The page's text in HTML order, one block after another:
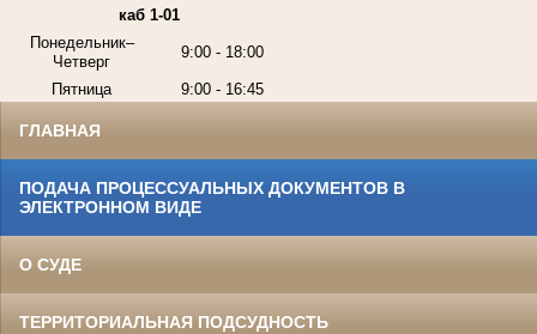
каб 1-01
Понедельник–
Четверг
9:00 - 18:00
Пятница 9:00 - 16:45
ГЛАВНАЯ
ПОДАЧА ПРОЦЕССУАЛЬНЫХ ДОКУМЕНТОВ В
ЭЛЕКТРОННОМ ВИДЕ
О СУДЕ
ТЕРРИТОРИАЛЬНАЯ ПОДСУДНОСТЬ